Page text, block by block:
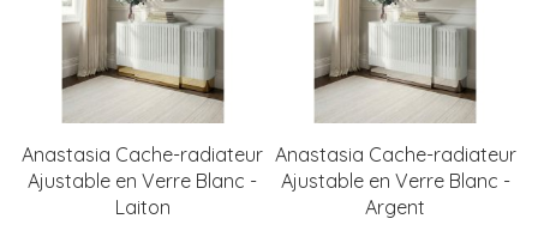
Anastasia Cache-radiateur
Ajustable en Verre Blanc -
Laiton
Anastasia Cache-radiateur
Ajustable en Verre Blanc -
Argent